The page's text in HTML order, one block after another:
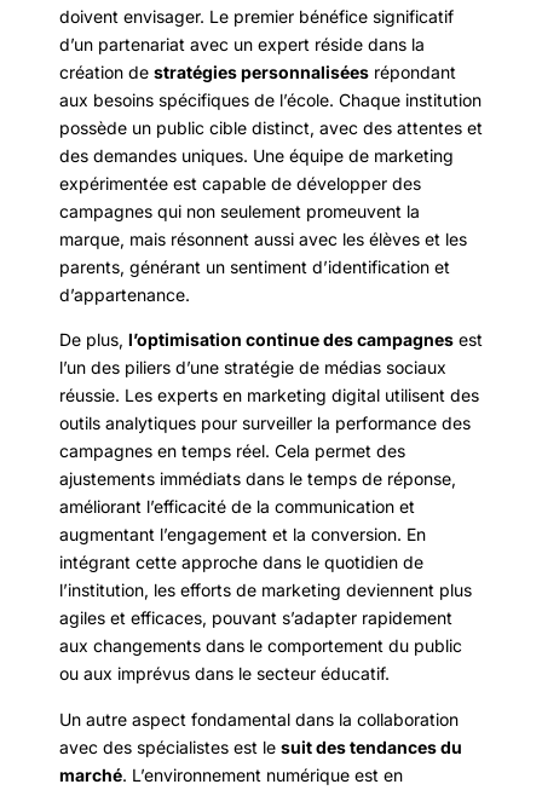
doivent envisager. Le premier bénéfice significatif
d’un partenariat avec un expert réside dans la
création de stratégies personnalisées répondant
aux besoins spécifiques de l’école. Chaque institution
possède un public cible distinct, avec des attentes et
des demandes uniques. Une équipe de marketing
expérimentée est capable de développer des
campagnes qui non seulement promeuvent la
marque, mais résonnent aussi avec les élèves et les
parents, générant un sentiment d’identification et
d’appartenance.
De plus, l’optimisation continue des campagnes est
l’un des piliers d’une stratégie de médias sociaux
réussie. Les experts en marketing digital utilisent des
outils analytiques pour surveiller la performance des
campagnes en temps réel. Cela permet des
ajustements immédiats dans le temps de réponse,
améliorant l’efficacité de la communication et
augmentant l’engagement et la conversion. En
intégrant cette approche dans le quotidien de
l’institution, les efforts de marketing deviennent plus
agiles et efficaces, pouvant s’adapter rapidement
aux changements dans le comportement du public
ou aux imprévus dans le secteur éducatif.
Un autre aspect fondamental dans la collaboration
avec des spécialistes est le suit des tendances du
marché. L’environnement numérique est en